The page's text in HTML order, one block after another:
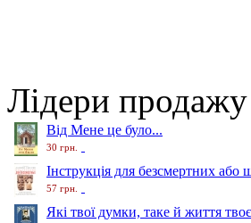
Лідери продажу
Від Мене це було...
30 грн.
Інструкція для безсмертних
57 грн.
Які твої думки, таке й життя твоє